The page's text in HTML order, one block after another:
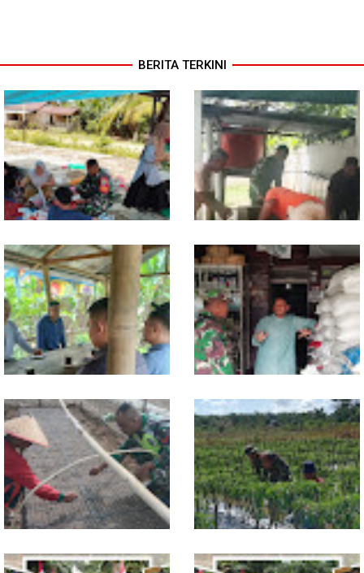
BERITA TERKINI
Dari Pasar Mingguan, Babinsa
Pantau Sembako dan Jaga
Kondusivitas Wilayah
Babinsa Ajak Warga Bergerak,
Penampungan Air Masjid Al
Hikmah Dibersihkan
Jelang Seleksi Komcad, Plh.
Pasiter Kodim
0118/Subulussalam Bekali
Pemuda dengan Motivasi
Komsos dengan Pedagang,
Babinsa Rundeng Cek
Ketersediaan Pupuk bagi
Petani